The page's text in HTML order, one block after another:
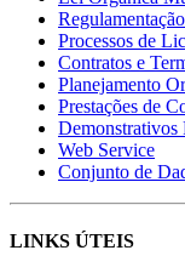
Processos de
Contratos e
Planejamento
Prestações de
Demonstrativos
Web Service
Conjunto de
LINKS ÚTEIS